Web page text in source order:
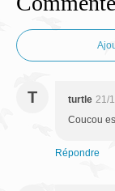
T turtle 21/
Coucou
Répondre